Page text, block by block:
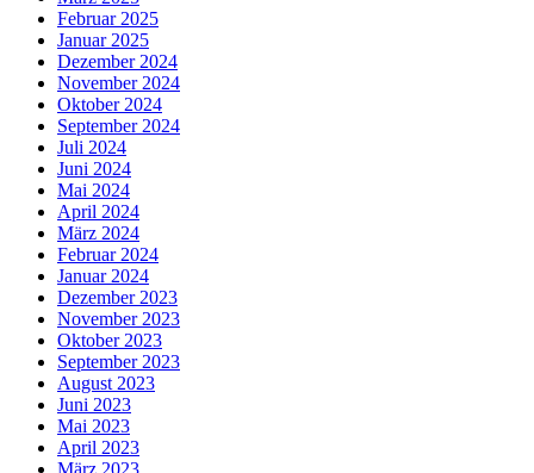
Februar 2025
Januar 2025
Dezember 2024
November 2024
Oktober 2024
September 2024
Juli 2024
Juni 2024
Mai 2024
April 2024
März 2024
Februar 2024
Januar 2024
Dezember 2023
November 2023
Oktober 2023
September 2023
August 2023
Juni 2023
Mai 2023
April 2023